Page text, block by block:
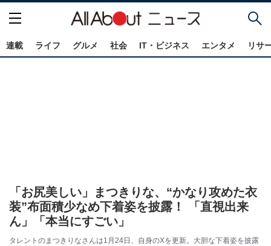
連載 ライフ グルメ 社会 IT・ビジネス エンタメ リサ
「お尻美しい」まつきりな、“かなり攻めた衣
装”布面積少なめ下着姿を披露！ 「直視出来
ん」「本当にすごい」
タレントのまつきりなさんは1月24日、自身のXを更新。大胆な下着姿を披露